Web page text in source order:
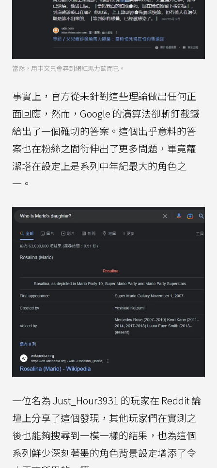
當然，用中文只會尋到網紅馬力歐而已。
事實上，官方從未針對這些理論做出任何正
面回應，然而，Google 的演算法卻斬釘截鐵
給出了一個確切的答案。這個出乎意料的答
案也在粉絲之間衍伸出了更多問題，畢竟蘿
潔塔在設定上是系列中年紀最大的角色之
一。
一位名為 Just_Hour3931 的玩家在 Reddit 論
壇上分享了這個發現，其他玩家們在實測之
後也能夠搜尋到一模一樣的結果，也為這個
系列鮮少深刻著墨的角色背景設定增添了令